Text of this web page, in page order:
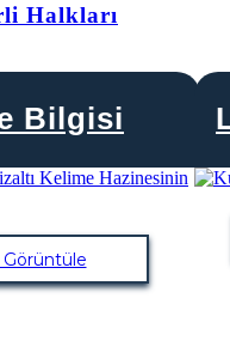
Halkları
Bilgisi